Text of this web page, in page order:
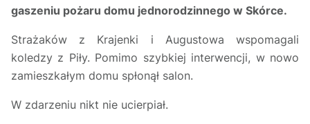
gaszeniu pożaru domu jednorodzinnego w Skórce.
Strażaków z Krajenki i Augustowa wspomagali
koledzy z Piły. Pomimo szybkiej interwencji, w nowo
zamieszkałym domu spłonął salon.
W zdarzeniu nikt nie ucierpiał.